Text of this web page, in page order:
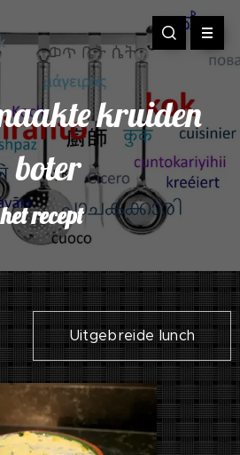
kruiden
boter
het recept
Uitgebreide lunch